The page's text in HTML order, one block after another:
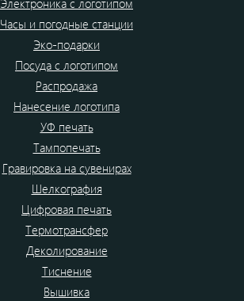
Электроника с логотипом
Часы и погодные станции
Эко-подарки
Посуда с логотипом
Распродажа
Нанесение логотипа
УФ печать
Тампопечать
Гравировка на сувенирах
Шелкография
Цифровая печать
Термотрансфер
Деколирование
Тиснение
Вышивка